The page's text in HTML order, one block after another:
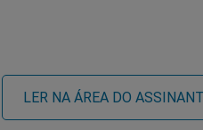
LER NA ÁREA DO